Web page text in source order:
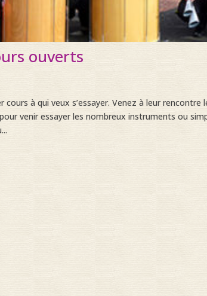
ouverts
cours à qui veux s’essayer. Venez à leur
venir essayer les nombreux instruments ou